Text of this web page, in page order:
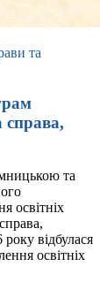
та
справа,
та
освітніх
відбулася
освітніх